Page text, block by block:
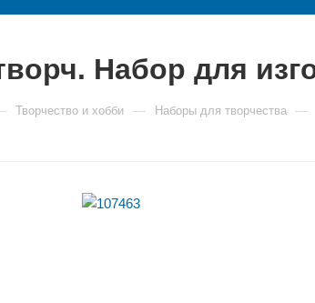
Набор для
Творчество и хобби — Наборы для творчества —